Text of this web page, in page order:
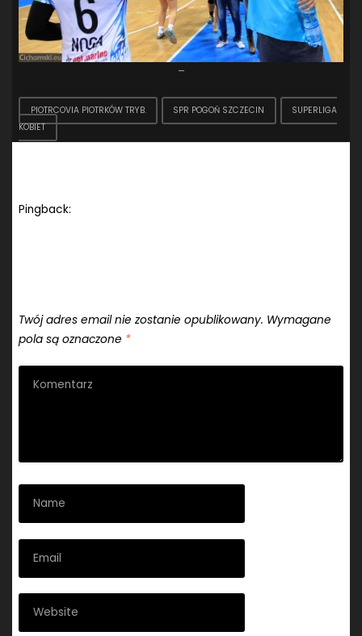
–
PIOTRCOVIA PIOTRKÓW TRYB. SPR POGOŃ SZCZECIN
SUPERLIGA
KOBIET
Pingback:
Twój adres email nie zostanie opublikowany. Wymagane
pola są oznaczone *